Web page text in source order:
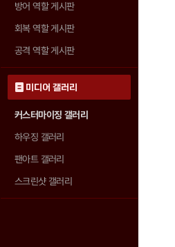
방어 역할 게시판
회복 역할 게시판
공격 역할 게시판
미디어 갤러리
커스터마이징 갤러리
하우징 갤러리
팬아트 갤러리
스크린샷 갤러리